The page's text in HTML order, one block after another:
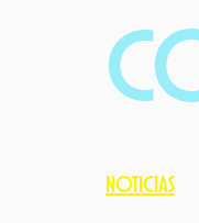
NOTICIAS